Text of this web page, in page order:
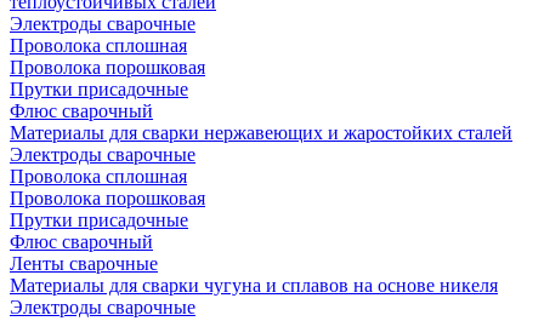
Электроды сварочные
Проволока сплошная
Проволока порошковая
Прутки присадочные
Флюс сварочный
Материалы для сварки нержавеющих и жаростойких сталей
Электроды сварочные
Проволока сплошная
Проволока порошковая
Прутки присадочные
Флюс сварочный
Ленты сварочные
Материалы для сварки чугуна и сплавов на основе никеля
Электроды сварочные